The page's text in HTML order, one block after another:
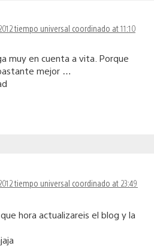
tiempo universal coordinado at 11:10
muy en cuenta a vita. Porque
mejor …
tiempo universal coordinado at 23:49
hora actualizareis el blog y la